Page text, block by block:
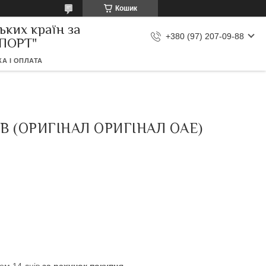
Кошик
країн за
+380 (97) 207-09-88
І ОПЛАТА
(ОРИГІНАЛ ОРИГІНАЛ ОАЕ)